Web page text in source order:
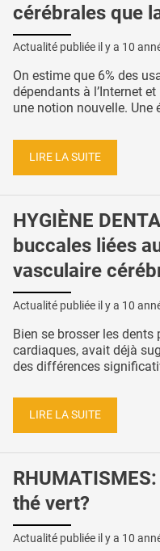
cérébrales que
Actualité publiée il y a 10
On estime que 6% des
dépendants à l’Internet
une notion nouvelle. Une
LIRE LA SUITE
HYGIÈNE
buccales liées
vasculaire
Actualité publiée il y a 10
Bien se brosser les
cardiaques, avait déjà
des différences
LIRE LA SUITE
thé vert?
Actualité publiée il y a 10